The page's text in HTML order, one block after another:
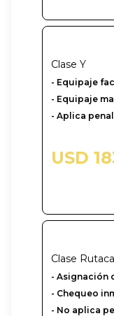
Clase Y
-‎ Equipaje
- Equipaje
- Aplica
USD
Clase
- Asignación
- Chequeo
- No aplica